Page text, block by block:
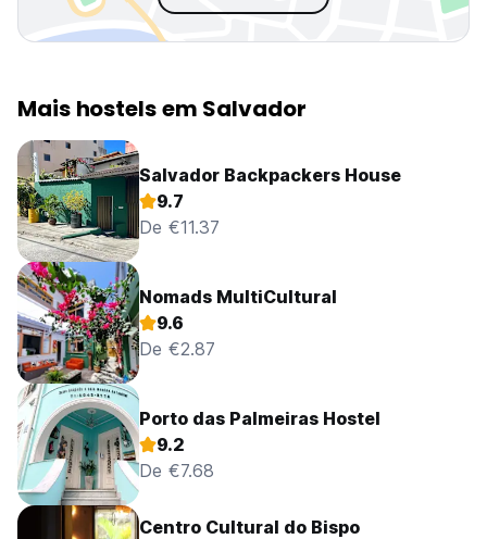
Mais hostels em Salvador
Salvador Backpackers House
9.7
De €11.37
Nomads MultiCultural
9.6
De €2.87
Porto das Palmeiras Hostel
9.2
De €7.68
Centro Cultural do Bispo